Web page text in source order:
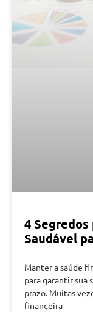
4
Saudável
Manter a saúde
para garantir sua
prazo. Muitas
financeira